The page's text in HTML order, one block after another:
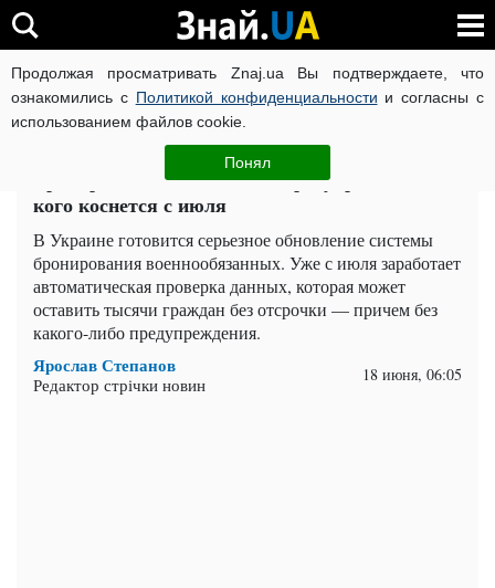
Продолжая просматривать Znaj.ua Вы подтверждаете, что
ознакомились с Политикой конфиденциальности и согласны с
использованием файлов cookie.
Понял
ВОЙНА РОССИИ ПРОТИВ УКРАИНЫ КОРОНАВИРУС В
ЧИТАТИ УКРАЇНСЬКОЮ
Бронирование исчезнет без предупреждения:
кого коснется с июля
В Украине готовится серьезное обновление системы
бронирования военнообязанных. Уже с июля заработает
автоматическая проверка данных, которая может
оставить тысячи граждан без отсрочки — причем без
какого-либо предупреждения.
Ярослав Степанов
Редактор стрічки новин 18 июня, 06:05